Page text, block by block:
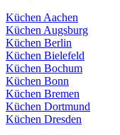
Küchen Aachen
Küchen Augsburg
Küchen Berlin
Küchen Bielefeld
Küchen Bochum
Küchen Bonn
Küchen Bremen
Küchen Dortmund
Küchen Dresden